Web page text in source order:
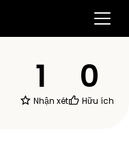
1
Nhận xét
0
Hữu ích